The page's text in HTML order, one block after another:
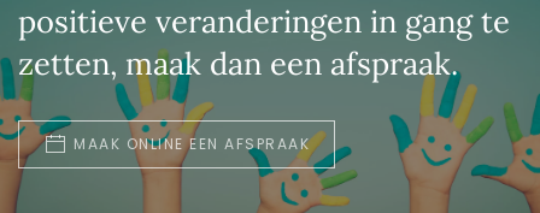
positieve veranderingen in gang te
zetten, maak dan een afspraak.
MAAK ONLINE EEN AFSPRAAK